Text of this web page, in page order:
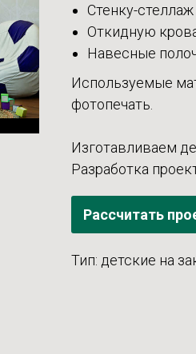
Стенку-
Откидную
Навесные
Используемые
фотопечать.
Изготавливаем
Разработка
Рассчитать
Тип: детские на